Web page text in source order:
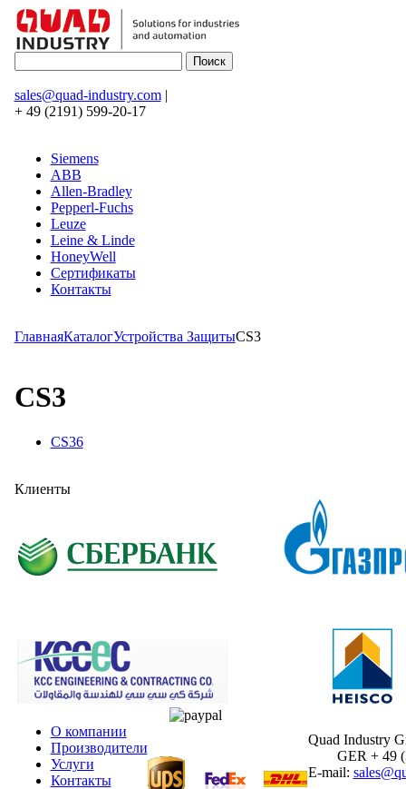
sales@quad-industry.com|
+ 49 (2191) 599-20-17
Siemens
ABB
Allen-Bradley
Pepperl-Fuchs
Leuze
Leine & Linde
HoneyWell
Сертификаты
Контакты
ГлавнаяКаталогУстройства ЗащитыCS3
CS3
CS36
Клиенты
О компании
Производители
Услуги
Контакты
Quad Industry
GER + 49
E-mail: